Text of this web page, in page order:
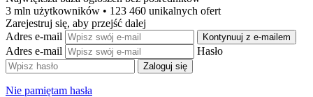
3 mln użytkowników • 123 460 unikalnych ofert
Zarejestruj się, aby przejść dalej
Adres e-mail
Kontynuuj z e-mailem
Adres e-mail Hasło
Zaloguj się
Nie pamiętam hasła